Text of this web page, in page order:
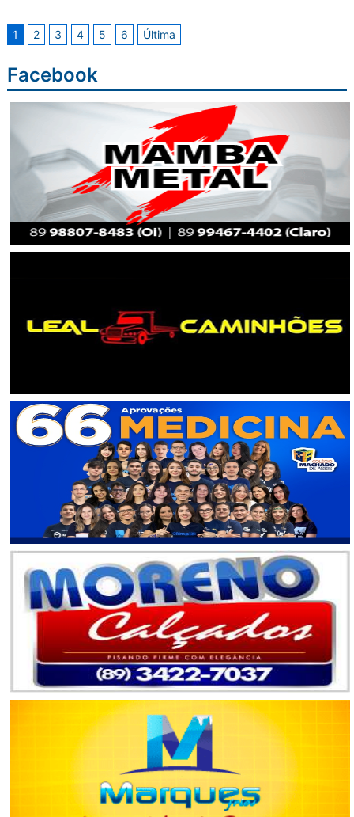
1 2 3 4 5 6 Última
Facebook